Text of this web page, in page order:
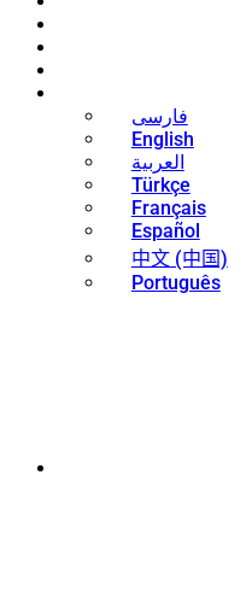
فارسی
English
العربية
Türkçe
Français
Español
中文 (中国)
Português